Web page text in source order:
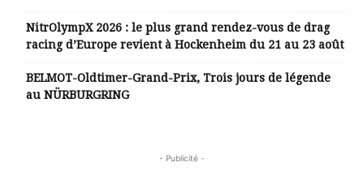
NitrOlympX 2026 : le plus grand rendez-vous de drag
racing d’Europe revient à Hockenheim du 21 au 23 août
BELMOT-Oldtimer-Grand-Prix, Trois jours de légende
au NÜRBURGRING
- Publicité -